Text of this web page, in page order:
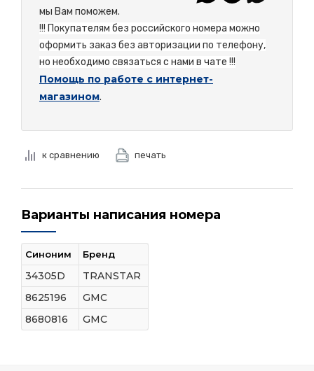
мы Вам поможем.
!!! Покупателям без российского номера можно
оформить заказ без авторизации по телефону,
но необходимо связаться с нами в чате !!!
Помощь по работе с интернет-
магазином.
к сравнению печать
Варианты написания номера
Синоним Бренд
34305D
TRANSTAR
8625196
GMC
8680816
GMC